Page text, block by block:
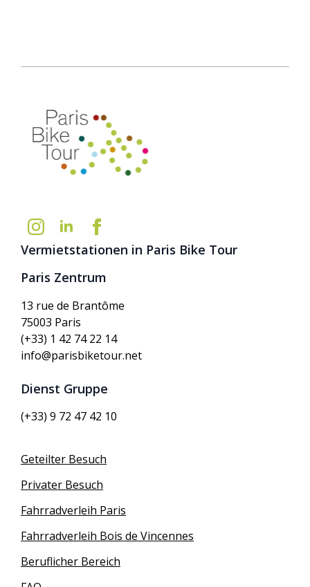
Vermietstationen in Paris Bike Tour
Paris Zentrum
13 rue de Brantôme
75003 Paris
(+33) 1 42 74 22 14
info@parisbiketour.net
Dienst Gruppe
(+33) 9 72 47 42 10
Geteilter Besuch
Privater Besuch
Fahrradverleih Paris
Fahrradverleih Bois de Vincennes
Beruflicher Bereich